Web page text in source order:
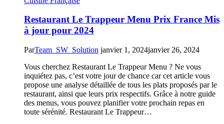
Restaurant Le Trappeur Menu Prix France Mis
à jour pour 2024
ParTeam_SW_Solution janvier 1, 2024janvier 26, 2024
Vous cherchez Restaurant Le Trappeur Menu ? Ne vous
inquiétez pas, c’est votre jour de chance car cet article vous
propose une analyse détaillée de tous les plats proposés par le
restaurant, ainsi que leurs prix respectifs. Grâce à notre guide
des menus, vous pouvez planifier votre prochain repas en
toute sérénité. Restaurant Le Trappeur…